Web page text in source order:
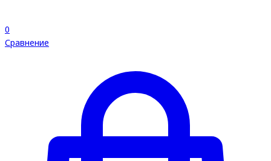
0
Сравнение